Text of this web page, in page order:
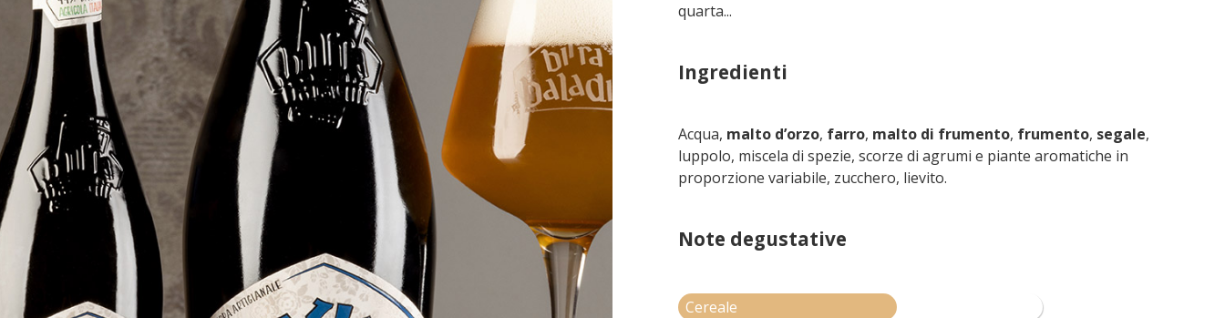
quarta...
Ingredienti
Acqua, malto d’orzo, farro, malto di frumento, frumento, segale,
luppolo, miscela di spezie, scorze di agrumi e piante aromatiche in
proporzione variabile, zucchero, lievito.
Note degustative
Cereale